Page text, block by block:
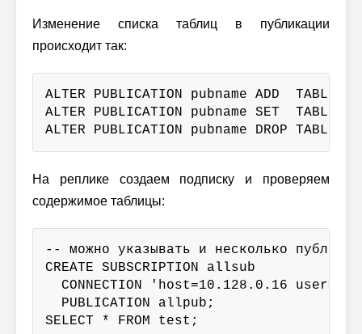
Изменение списка таблиц в публикации
происходит так:
ALTER PUBLICATION pubname ADD  TABLE
ALTER PUBLICATION pubname SET  TABLE
ALTER PUBLICATION pubname DROP
На реплике создаем подписку и проверяем
содержимое таблицы:
-- можно указывать и несколько
CREATE SUBSCRIPTION allsub
CONNECTION 'host=10.128.0.16
  PUBLICATION allpub;
SELECT * FROM test;